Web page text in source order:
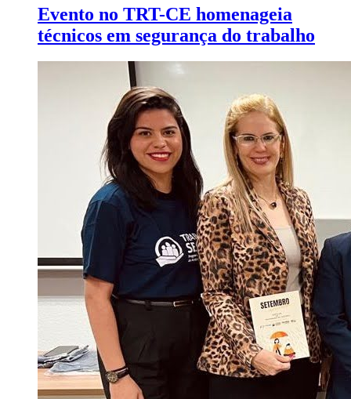
Evento no TRT-CE homenageia
técnicos em segurança do trabalho